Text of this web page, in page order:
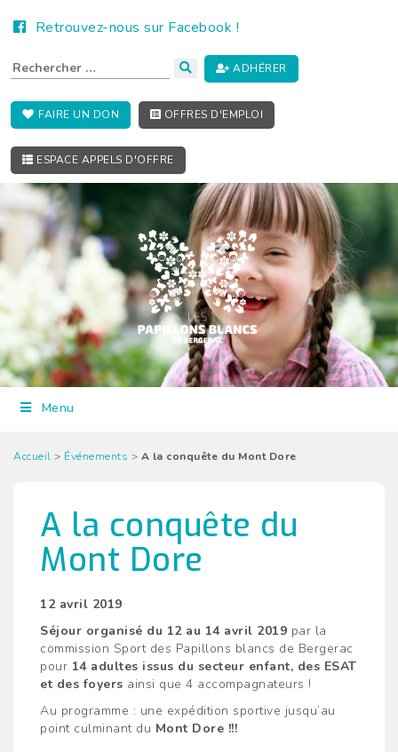
Retrouvez-nous sur Facebook !
ADHÉRER
FAIRE UN DON OFFRES D'EMPLOI
ESPACE APPELS D'OFFRE
Menu
Accueil > Événements > A la conquête du Mont Dore
A la conquête du
Mont Dore
12 avril 2019
Séjour organisé du 12 au 14 avril 2019 par la
commission Sport des Papillons blancs de Bergerac
pour 14 adultes issus du secteur enfant, des ESAT
et des foyers ainsi que 4 accompagnateurs !
Au programme : une expédition sportive jusqu’au
point culminant du Mont Dore !!!